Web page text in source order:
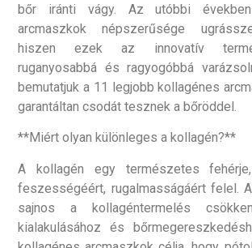
bőr iránti vágy. Az utóbbi
arcmaszkok népszerűsége
hiszen ezek az innovatív
ruganyosabbá és ragyogóbbá
bemutatjuk a 11 legjobb kollagénes
garantáltan csodát tesznek a bőröddel.
**Miért olyan különleges a kollagén?**
A kollagén egy természetes
feszességéért, rugalmasságáért felel.
sajnos a kollagéntermelés
kialakulásához és